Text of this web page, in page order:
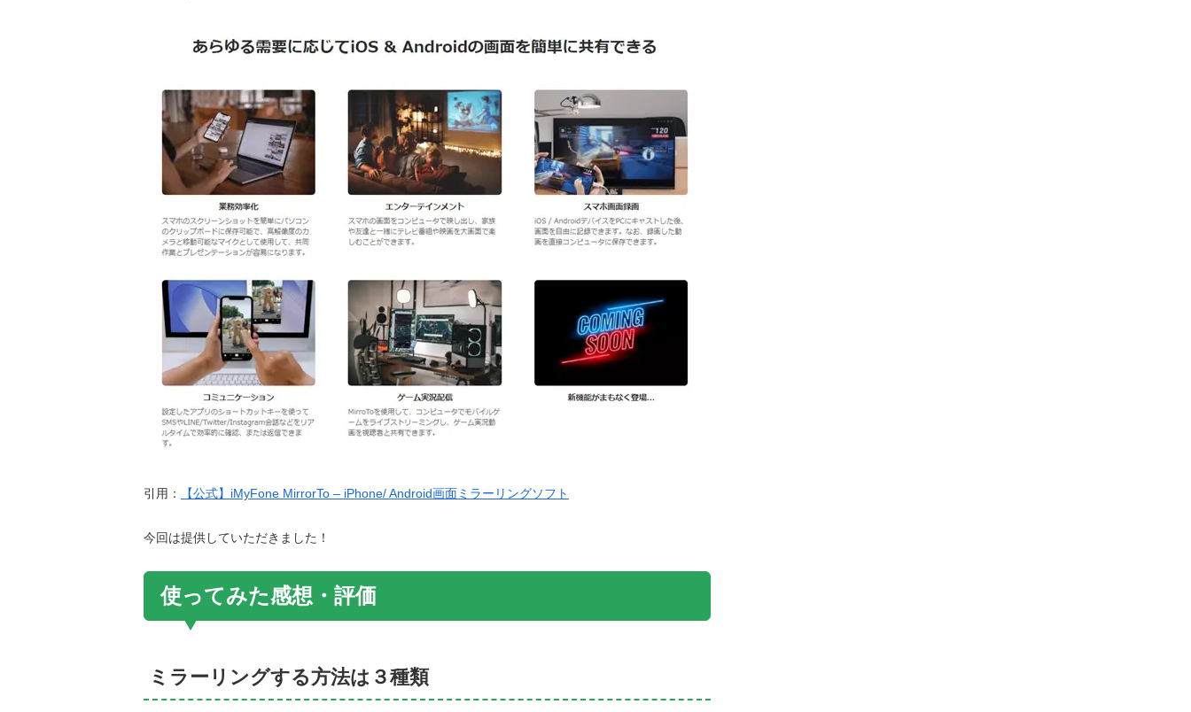
引用： 【公式】iMyFone MirrorTo – iPhone/ Android画面ミラーリングソフト
今回は提供していただきました！
使ってみた感想・評価
ミラーリングする方法は３種類